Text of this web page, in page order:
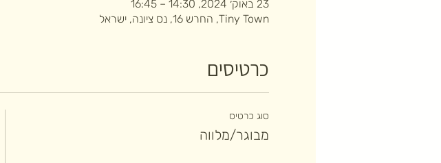
23 באוק׳ 2024, 14:30 – 16:45
Tiny Town, החרש 16, נס ציונה, ישראל
כרטיסים
סוג כרטיס
מבוגר/מלווה